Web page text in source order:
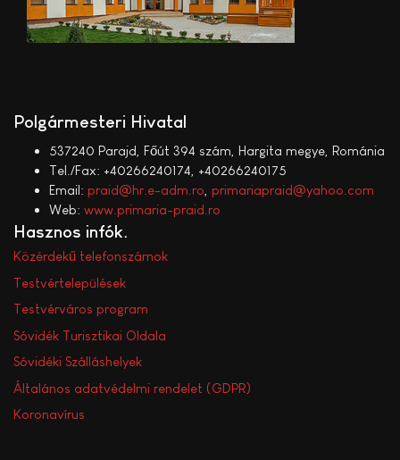
Polgármesteri Hivatal
537240 Parajd, Főút 394 szám, Hargita megye, Románia
Tel./Fax: +40266240174, +40266240175
Email: praid@hr.e-adm.ro primariapraid@yahoo.com
Web: www.primaria-praid.ro
Hasznos infók
Közérdekű telefonszámok
Testvértelepülések
Testvérváros program
Sóvidék Turisztikai Oldala
Sóvidéki Szálláshelyek
Általános adatvédelmi rendelet (GDPR)
Koronavírus